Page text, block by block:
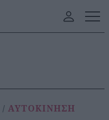
ΑΥΤΟΚΙΝΗΣΗ